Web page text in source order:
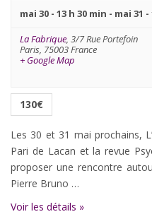
mai 30 - 13 h 30 min - mai 31 -
La Fabrique, 3/7 Rue Portefoin
Paris, 75003France
+ Google Map
130€
Les 30 et 31 mai prochains,
Pari de Lacan et la revue
proposer une rencontre
Pierre Bruno …
Voir les détails »